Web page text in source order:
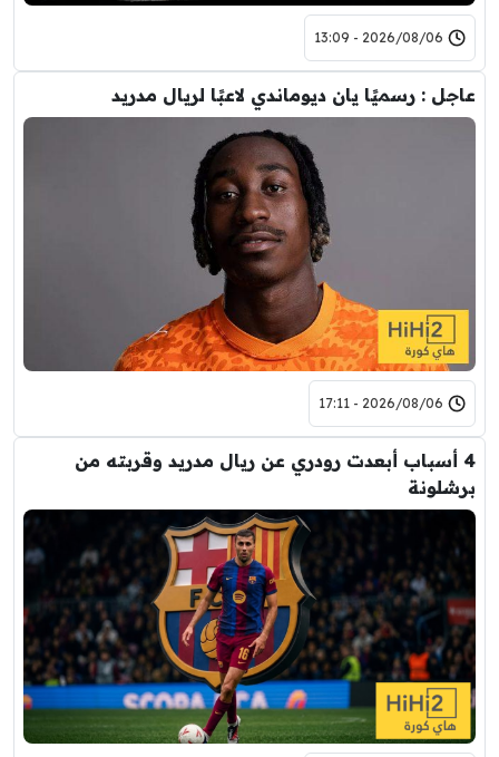
2026/08/06 - 13:09
عاجل : رسميًا يان ديوماندي لاعبًا لريال مدريد
2026/08/06 - 17:11
4 أسباب أبعدت رودري عن ريال مدريد وقربته من
برشلونة